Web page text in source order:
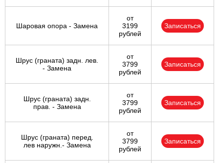
Шаровая опора - Замена
от
3199
рублей
Записаться
Шрус (граната) задн. лев.
- Замена
от
3799
рублей
Записаться
Шрус (граната) задн.
прав. - Замена
от
3799
рублей
Записаться
Шрус (граната) перед.
лев наружн.- Замена
от
3799
рублей
Записаться